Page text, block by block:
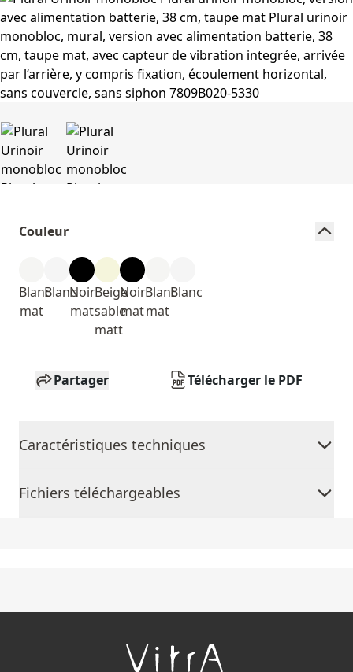
Couleur
Blanc
mat
BlancNoir
mat
Beige
sable
matt
Noir
mat
Blanc
mat
Blanc
Partager Télécharger le PDF
Caractéristiques techniques
Fichiers téléchargeables